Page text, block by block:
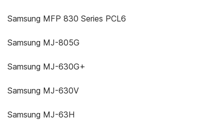
Samsung MFP 830 Series PCL6
Samsung MJ-805G
Samsung MJ-630G+
Samsung MJ-630V
Samsung MJ-63H